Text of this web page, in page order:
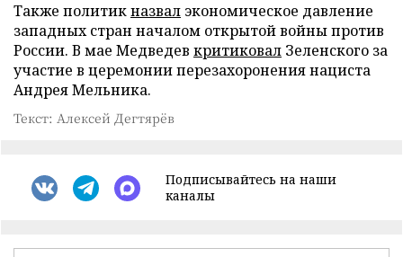
Также политикназвал экономическое давление
западных стран началом открытой войны против
России. В мае Медведев критиковал Зеленского за
участие в церемонии перезахоронения нациста
Андрея Мельника.
Текст: Алексей Дегтярёв
Подписывайтесь на наши
каналы